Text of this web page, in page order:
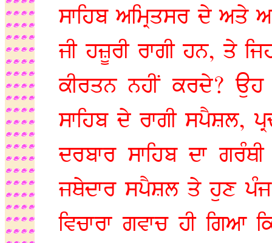
ਸਾਹਿਬ ਅਮ੍ਰਿਤਸਰ ਦੇ
ਜੀ ਹਜ਼ੂਰੀ ਰਾਗੀ ਹਨ, ਤੇ
ਕੀਰਤਨ ਨਹੀਂ ਕਰਦੇ? ਉਹ
ਸਾਹਿਬ ਦੇ ਰਾਗੀ ਸਪੈਸ਼ਲ,
ਦਰਬਾਰ ਸਾਹਿਬ ਦਾ
ਜਥੇਦਾਰ ਸਪੈਸ਼ਲ ਤੇ ਹੁਣ
ਵਿਚਾਰਾ ਗਵਾਚ ਹੀ ਗਿਆ